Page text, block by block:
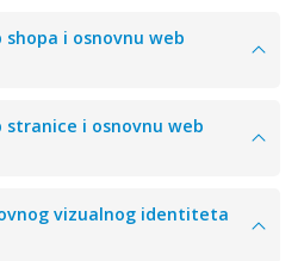
shopa i osnovnu web
stranice i osnovnu web
vizualnog identiteta